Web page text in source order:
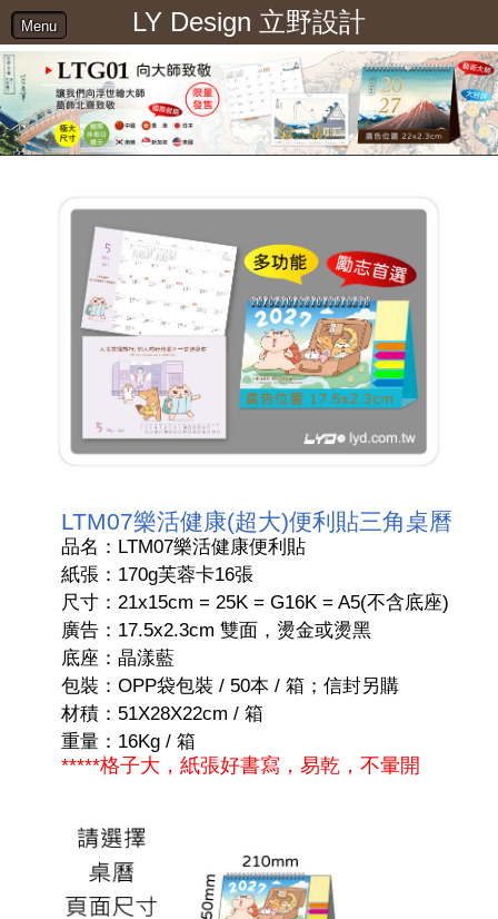
Menu LY Design 立野設計
LTM07樂活健康(超大)便利貼三角桌曆
品名：LTM07樂活健康便利貼
紙張：170g芙蓉卡16張
尺寸：21x15cm = 25K = G16K = A5(不含底座)
廣告：17.5x2.3cm 雙面，燙金或燙黑
底座：晶漾藍
包裝：OPP袋包裝 / 50本 / 箱；信封另購
材積：51X28X22cm / 箱
重量：16Kg / 箱
*****格子大，紙張好書寫，易乾，不暈開